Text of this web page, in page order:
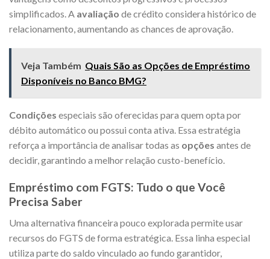
simplificados. A avaliação de crédito considera histórico de
relacionamento, aumentando as chances de aprovação.
Veja Também Quais São as Opções de Empréstimo
Disponíveis no Banco BMG?
Condições especiais são oferecidas para quem opta por
débito automático ou possui conta ativa. Essa estratégia
reforça a importância de analisar todas as opções antes de
decidir, garantindo a melhor relação custo-benefício.
Empréstimo com FGTS: Tudo o que Você
Precisa Saber
Uma alternativa financeira pouco explorada permite usar
recursos do FGTS de forma estratégica. Essa linha especial
utiliza parte do saldo vinculado ao fundo garantidor,